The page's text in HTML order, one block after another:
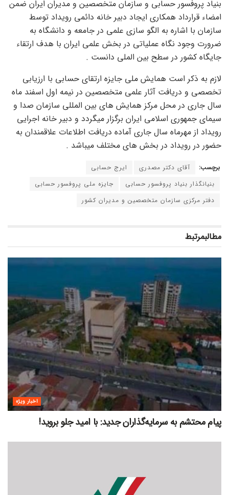
بنیاد پروفسور حسابی و سازمان متخصصین و مدیران ایران ضمن
امضاء قرارداد همکاری ایجاد دبیر خانه دائمی رویداد توسط
سازمان با اشاره به الگو سازی علمی در جامعه و دانشگاه به
ضرورت وجود نگاه عملیاتی در بخش علمی ایران با هدف ارتقاء
جایگاه کشور در سطح بین الملی دانست .
لازم به ذکر است همایش ملی جایزه ارتقای حسابی با ارزیابی
تخصصی و دریافت آثار علمی متخصصین در نیمه اول اسفند ماه
سال جاری در محل مرکز همایش های بین المللی سازمان صدا و
سیمای جمهوری اسلامی ایران برگزار میگردد و دبیر خانه اجرایی
رویداد از مهرماه سال جاری آماده دریافت اطلاعات علاقمندان به
حضور در رویداد در بخش های مختلف میباشد .
برچسب: آقای دکتر مصدری
ایرج حسابی
بنیانگذار بنیاد پروفسور حسابی
جایزه ملی پروفسور حسابی
دفتر مرکزی سازمان متخصصین و مدیران کشور
مطالبمرتبط
اخبار ویژه
پیام محتشم به سرمایه‌گذاران جدید: با امید جلو بروید!